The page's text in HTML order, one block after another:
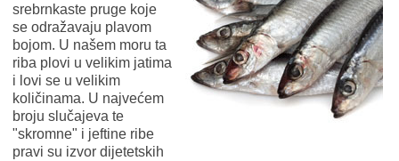
srebrnkaste pruge koje
se odražavaju plavom
bojom. U našem moru ta
riba plovi u velikim jatima
i lovi se u velikim
količinama. U najvećem
broju slučajeva te
"skromne" i jeftine ribe
pravi su izvor dijetetskih